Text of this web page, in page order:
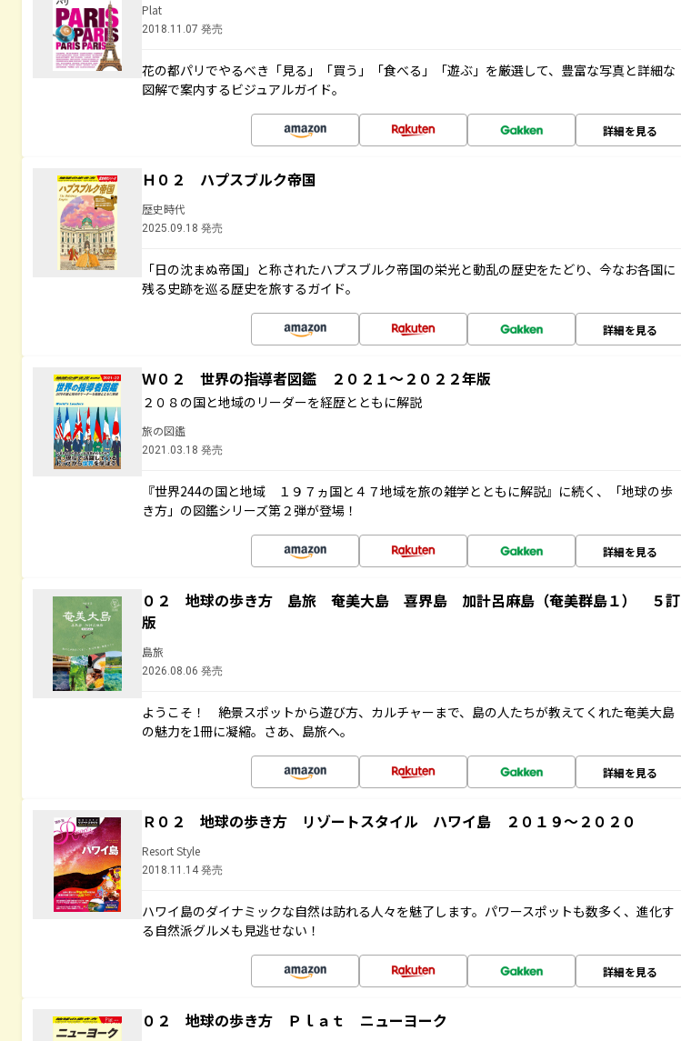
Plat
2018.11.07 発売
花の都パリでやるべき「見る」「買う」「食べる」「遊ぶ」を厳選して、豊富な写真と詳細な
図解で案内するビジュアルガイド。
詳細を見る
Ｈ０２ ハプスブルク帝国
歴史時代
2025.09.18 発売
「日の沈まぬ帝国」と称されたハプスブルク帝国の栄光と動乱の歴史をたどり、今なお各国に
残る史跡を巡る歴史を旅するガイド。
詳細を見る
Ｗ０２ 世界の指導者図鑑 ２０２１～２０２２年版
２０８の国と地域のリーダーを経歴とともに解説
旅の図鑑
2021.03.18 発売
『世界244の国と地域 １９７ヵ国と４７地域を旅の雑学とともに解説』に続く、「地球の歩
き方」の図鑑シリーズ第２弾が登場！
詳細を見る
０２ 地球の歩き方 島旅 奄美大島 喜界島 加計呂麻島（奄美群島１） ５訂
版
島旅
2026.08.06 発売
ようこそ！ 絶景スポットから遊び方、カルチャーまで、島の人たちが教えてくれた奄美大島
の魅力を1冊に凝縮。さあ、島旅へ。
詳細を見る
Ｒ０２ 地球の歩き方 リゾートスタイル ハワイ島 ２０１９～２０２０
Resort Style
2018.11.14 発売
ハワイ島のダイナミックな自然は訪れる人々を魅了します。パワースポットも数多く、進化す
る自然派グルメも見逃せない！
詳細を見る
０２ 地球の歩き方 Ｐｌａｔ ニューヨーク